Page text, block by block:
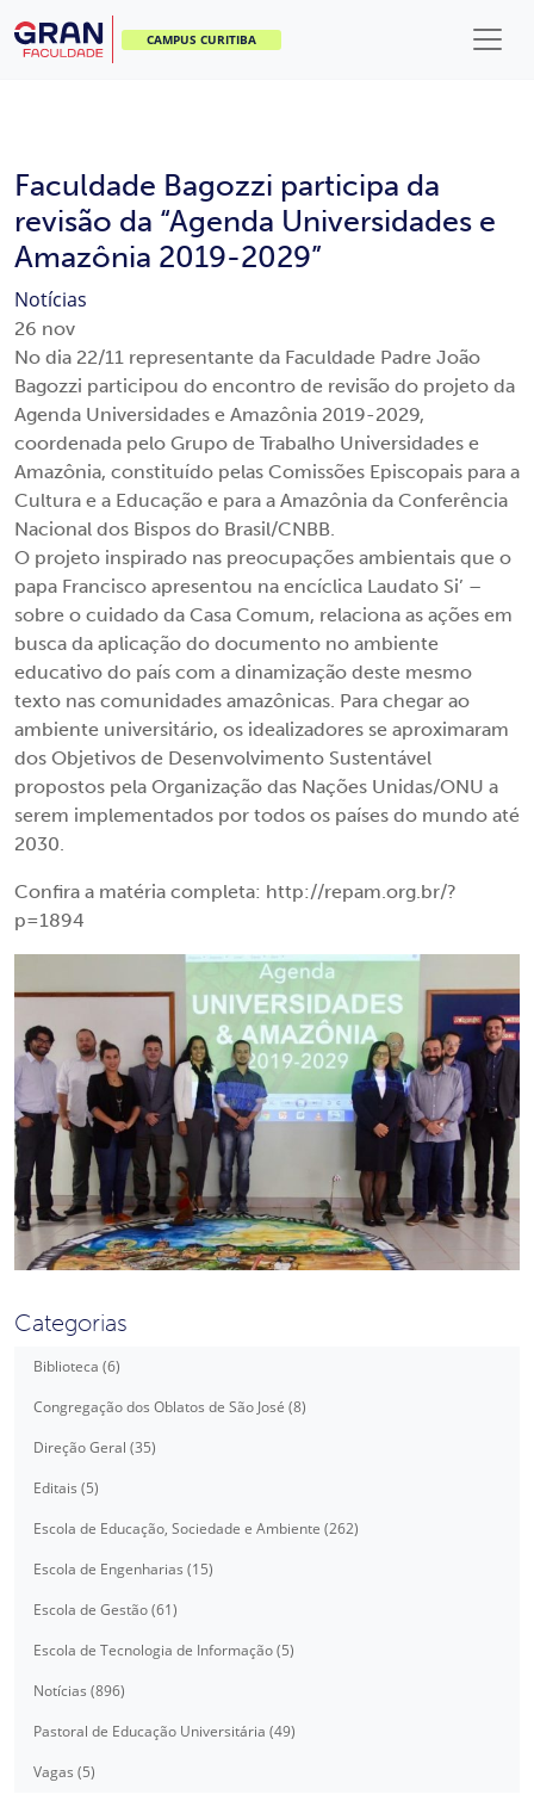
CAMPUS CURITIBA
Faculdade Bagozzi participa da
revisão da “Agenda Universidades e
Amazônia 2019-2029”
Notícias
26 nov
No dia 22/11 representante da Faculdade Padre João
Bagozzi participou do encontro de revisão do projeto da
Agenda Universidades e Amazônia 2019-2029,
coordenada pelo Grupo de Trabalho Universidades e
Amazônia, constituído pelas Comissões Episcopais para a
Cultura e a Educação e para a Amazônia da Conferência
Nacional dos Bispos do Brasil/CNBB.
O projeto inspirado nas preocupações ambientais que o
papa Francisco apresentou na encíclica Laudato Si’ –
sobre o cuidado da Casa Comum, relaciona as ações em
busca da aplicação do documento no ambiente
educativo do país com a dinamização deste mesmo
texto nas comunidades amazônicas. Para chegar ao
ambiente universitário, os idealizadores se aproximaram
dos Objetivos de Desenvolvimento Sustentável
propostos pela Organização das Nações Unidas/ONU a
serem implementados por todos os países do mundo até
2030.
Confira a matéria completa: http://repam.org.br/?
p=1894
Categorias
Biblioteca (6)
Congregação dos Oblatos de São José (8)
Direção Geral (35)
Editais (5)
Escola de Educação, Sociedade e Ambiente (262)
Escola de Engenharias (15)
Escola de Gestão (61)
Escola de Tecnologia de Informação (5)
Notícias (896)
Pastoral de Educação Universitária (49)
Vagas (5)